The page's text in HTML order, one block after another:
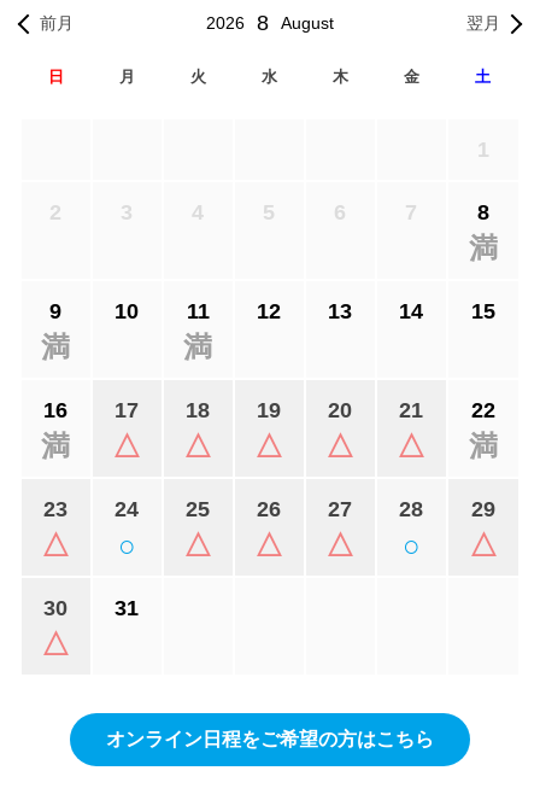
前月 2026 8 August 翌月
日 月 火 水 木 金 土
1
2 3 4 5 6 7 8
満
9
満
10 11
満
12 13 14 15
16
満
17
△
18
△
19
△
20
△
21
△
22
満
23
△
24
○
25
△
26
△
27
△
28
○
29
△
30
△
31
オンライン日程をご希望の方はこちら